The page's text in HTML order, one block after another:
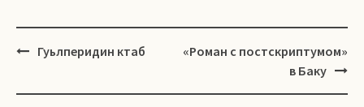
Навигация
Гуьлперидин ктаб
«Роман с постскриптумом»
в Баку